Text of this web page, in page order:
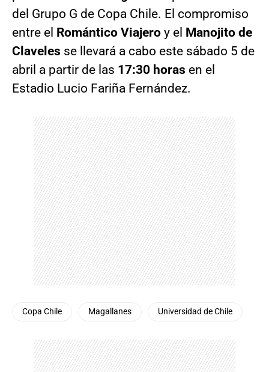
del Grupo G de Copa Chile. El compromiso
entre el Romántico Viajero y el Manojito de
Claveles se llevará a cabo este sábado 5 de
abril a partir de las 17:30 horas en el
Estadio Lucio Fariña Fernández.
Copa Chile Magallanes Universidad de Chile